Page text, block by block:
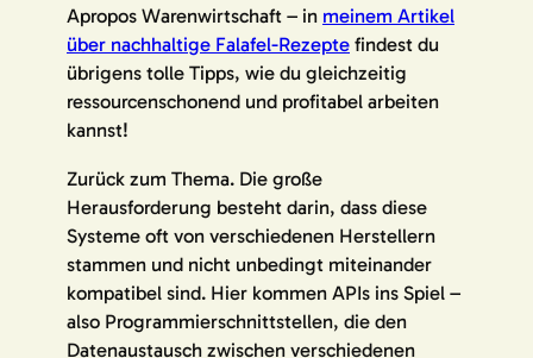
Apropos Warenwirtschaft – in meinem Artikel
über nachhaltige Falafel-Rezepte findest du
übrigens tolle Tipps, wie du gleichzeitig
ressourcenschonend und profitabel arbeiten
kannst!
Zurück zum Thema. Die große
Herausforderung besteht darin, dass diese
Systeme oft von verschiedenen Herstellern
stammen und nicht unbedingt miteinander
kompatibel sind. Hier kommen APIs ins Spiel –
also Programmierschnittstellen, die den
Datenaustausch zwischen verschiedenen